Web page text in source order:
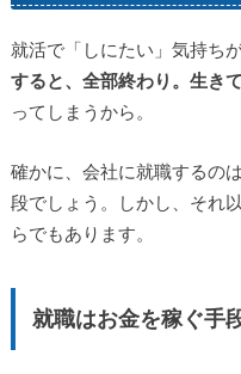
就活で「しにたい」気持ち
すると、全部終わり。生き
ってしまうから。
確かに、会社に就職するの
段でしょう。しかし、それ
らでもあります。
就職はお金を稼ぐ手